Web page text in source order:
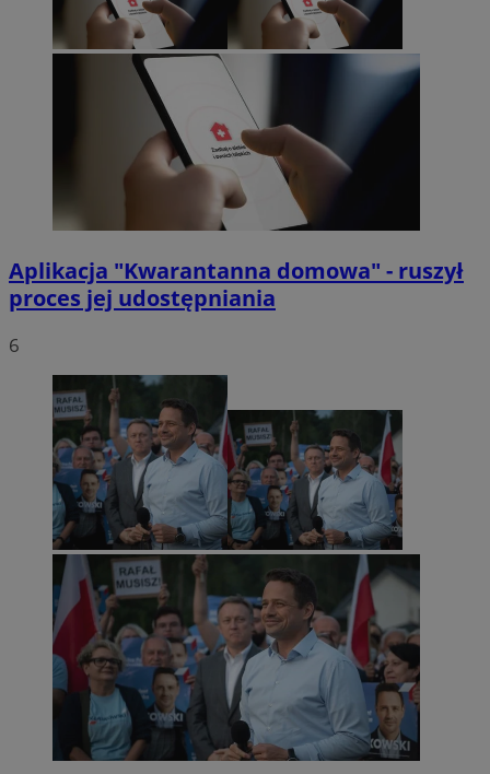
Aplikacja "Kwarantanna domowa" - ruszył
proces jej udostępniania
6